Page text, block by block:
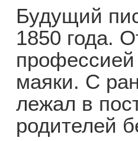
Будущий
1850 года.
маяки. С
лежал в
родителей